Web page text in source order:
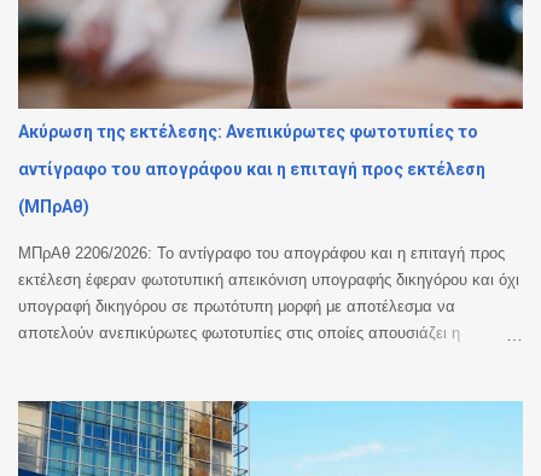
Ακύρωση της εκτέλεσης: Ανεπικύρωτες φωτοτυπίες το
αντίγραφο του απογράφου και η επιταγή προς εκτέλεση
(ΜΠρΑθ)
ΜΠρΑθ 2206/2026: Το αντίγραφο του απογράφου και η επιταγή προς
εκτέλεση έφεραν φωτοτυπική απεικόνιση υπογραφής δικηγόρου και όχι
υπογραφή δικηγόρου σε πρωτότυπη μορφή με αποτέλεσμα να
αποτελούν ανεπικύρωτες φωτοτυπίες στις οποίες απουσιάζει η
Πρωτοδικείου Αθηνών (Περιουσιακές διαφορές – Ανακοπές Εκτέλεσης)
έγινε δεκτός λόγος ανακοπής που αφορούσε την έλλειψη αποδεικτικής
ισχύος του αντιγράφου εξ απογράφου εκτελεστού που κοινοποιήθηκε